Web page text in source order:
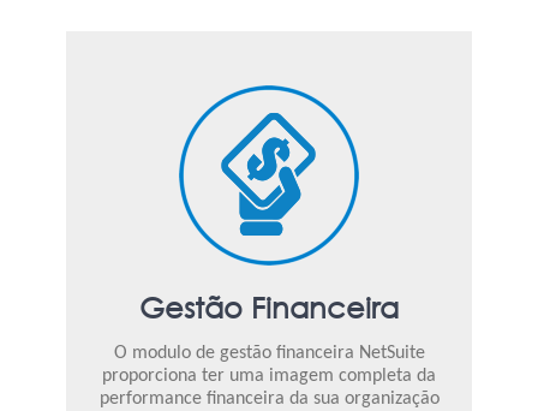
Gestão Financeira
O modulo de gestão financeira NetSuite
proporciona ter uma imagem completa da
performance financeira da sua organização